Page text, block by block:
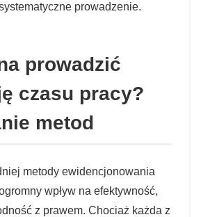
prowadzenie.
prowadzić
czasu pracy?
metod
metody ewidencjonowania
wpływ na efektywność,
z prawem. Chociaż każda z